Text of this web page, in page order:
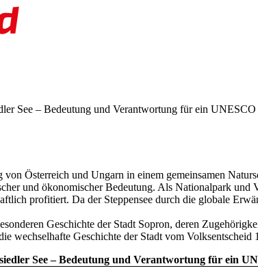
See – Bedeutung und Verantwortung für ein UNESCO
von Österreich und Ungarn in einem gemeinsamen
und ökonomischer Bedeutung. Als Nationalpark
profitiert. Da der Steppensee durch die globale
Geschichte der Stadt Sopron, deren
wechselhafte Geschichte der Stadt vom
See – Bedeutung und Verantwortung für ein